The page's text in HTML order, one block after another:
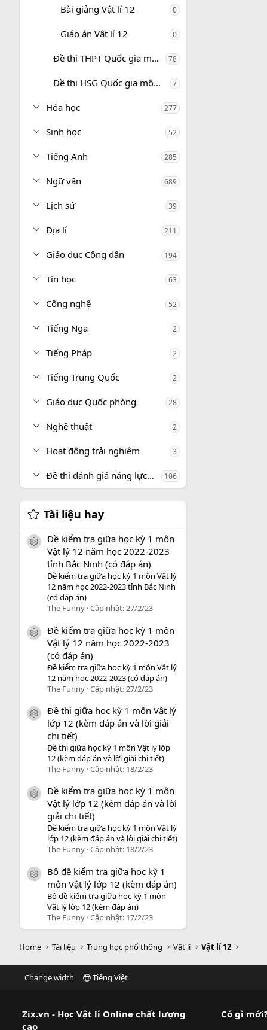
Bài giảng Vật lí 12 0
Giáo án Vật lí 12 0
Đề thi THPT Quốc gia môn Vật lí 78
Đề thi HSG Quốc gia môn Vật lí 7
Hóa học 277
Sinh học 52
Tiếng Anh 285
Ngữ văn 689
Lịch sử 39
Địa lí 211
Giáo dục Công dân 194
Tin học 63
Công nghệ 52
Tiếng Nga 2
Tiếng Pháp 2
Tiếng Trung Quốc 2
Giáo dục Quốc phòng 28
Nghệ thuật 2
Hoạt động trải nghiệm 3
Đề thi đánh giá năng lực, tư duy 106
Tài liệu hay
icon tài liệu
Đề kiểm tra giữa học kỳ 1 môn
Vật lý 12 năm học 2022-2023
tỉnh Bắc Ninh (có đáp án)
Đề kiểm tra giữa học kỳ 1 môn Vật lý
12 năm học 2022-2023 tỉnh Bắc Ninh
(có đáp án)
The Funny Cập nhật:27/2/23
icon tài liệu
Đề kiểm tra giữa hoc kỳ 1 môn
Vật lý 12 năm học 2022-2023
(có đáp án)
Đề kiểm tra giữa hoc kỳ 1 môn Vật lý
12 năm học 2022-2023 (có đáp án)
The Funny Cập nhật:27/2/23
icon tài liệu
Đề thi giữa học kỳ 1 môn Vật lý
lớp 12 (kèm đáp án và lời giải
chi tiết)
Đề thi giữa học kỳ 1 môn Vật lý lớp
12 (kèm đáp án và lời giải chi tiết)
The Funny Cập nhật: 18/2/23
icon tài liệu
Đề kiểm tra giữa học kỳ 1 môn
Vật lý lớp 12 (kèm đáp án và lời
giải chi tiết)
Đề kiểm tra giữa học kỳ 1 môn Vật lý
lớp 12 (kèm đáp án và lời giải chi tiết)
The Funny Cập nhật: 18/2/23
icon tài liệu
Bộ đề kiểm tra giữa học kỳ 1
môn Vật lý lớp 12 (kèm đáp án)
Bộ đề kiểm tra giữa học kỳ 1 môn
Vật lý lớp 12 (kèm đáp án)
The Funny Cập nhật: 17/2/23
Home Tài liệu Trung học phổ thông Vật lí Vật lí 12
Change width Tiếng Việt
Zix.vn - Học Vật lí Online chất lượng
cao
Có gì